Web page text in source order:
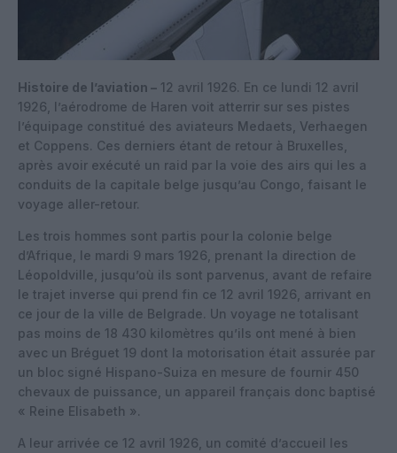
Histoire de l’aviation – 12 avril 1926. En ce lundi 12 avril
1926, l’aérodrome de Haren voit atterrir sur ses pistes
l’équipage constitué des aviateurs Medaets, Verhaegen
et Coppens. Ces derniers étant de retour à Bruxelles,
après avoir exécuté un raid par la voie des airs qui les a
conduits de la capitale belge jusqu’au Congo, faisant le
voyage aller-retour.
Les trois hommes sont partis pour la colonie belge
d’Afrique, le mardi 9 mars 1926, prenant la direction de
Léopoldville, jusqu’où ils sont parvenus, avant de refaire
le trajet inverse qui prend fin ce 12 avril 1926, arrivant en
ce jour de la ville de Belgrade. Un voyage ne totalisant
pas moins de 18 430 kilomètres qu’ils ont mené à bien
avec un Bréguet 19 dont la motorisation était assurée par
un bloc signé Hispano-Suiza en mesure de fournir 450
chevaux de puissance, un appareil français donc baptisé
« Reine Elisabeth ».
A leur arrivée ce 12 avril 1926, un comité d’accueil les